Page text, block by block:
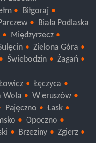
Lubelski
Biłgoraj
Biała Podlaska
Międzyrzecz
Zielona Góra
Świebodzin
Żagań
Łowicz
Łęczyca
Wola
Wieruszów
Pajęczno
Łask
Opoczno
Brzeziny
Zgierz